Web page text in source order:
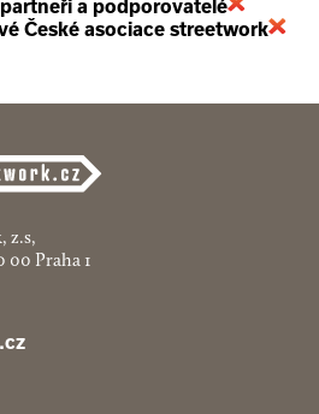
a podporovatelé
České asociace streetwork
z.s,
00 Praha 1